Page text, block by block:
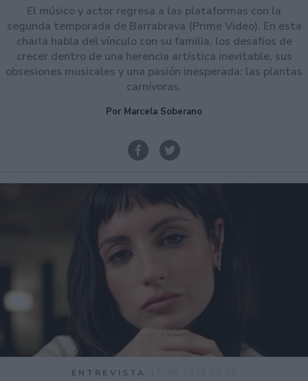
El músico y actor regresa a las plataformas con la
segunda temporada de Barrabrava (Prime Video). En esta
charla habla del vínculo con su familia, los desafíos de
crecer dentro de una herencia artística inevitable, sus
obsesiones musicales y una pasión inesperada: las plantas
carnívoras.
Por Marcela Soberano
ENTREVISTA